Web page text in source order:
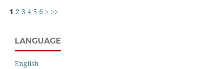
1 2 3 4 5 6 > >>
LANGUAGE
English